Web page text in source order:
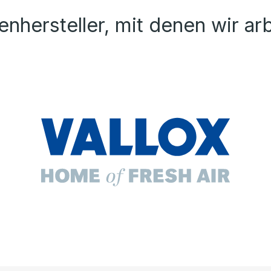
mit denen wir